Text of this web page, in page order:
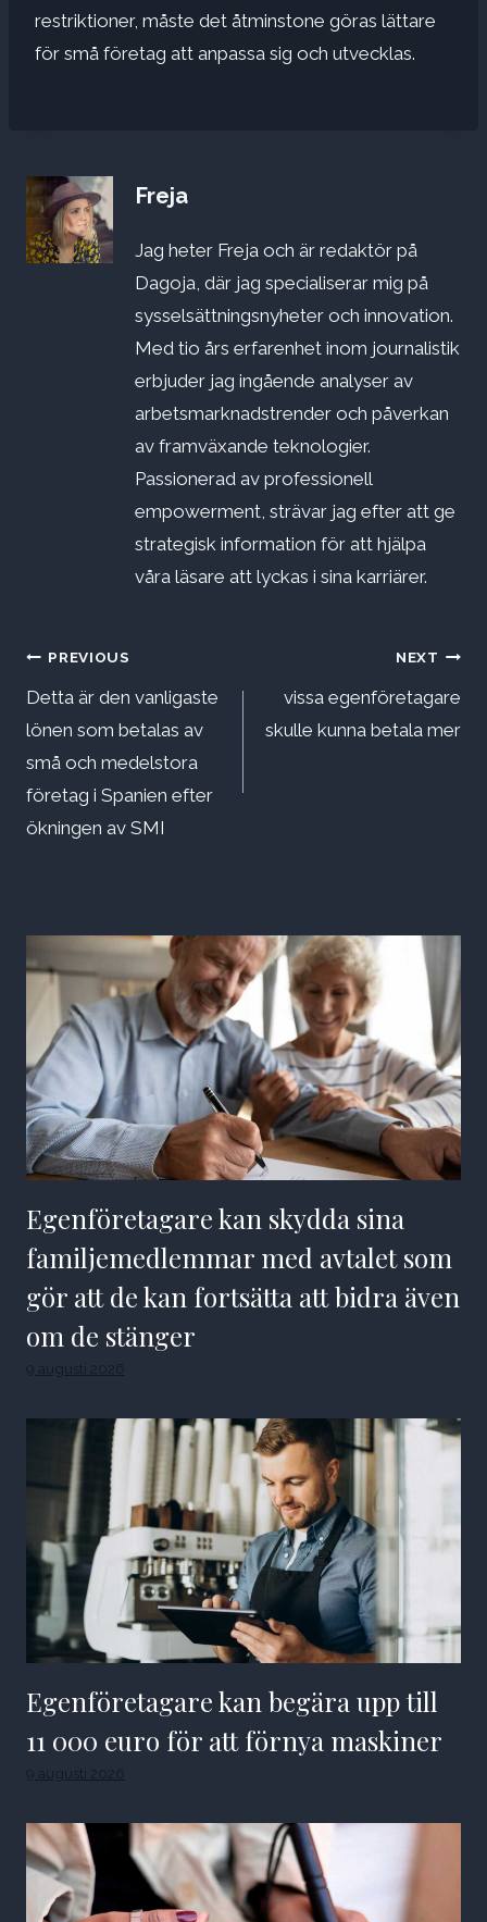
restriktioner, måste det åtminstone göras lättare
för små företag att anpassa sig och utvecklas.
Freja
Jag heter Freja och är redaktör på
Dagoja, där jag specialiserar mig på
sysselsättningsnyheter och innovation.
Med tio års erfarenhet inom journalistik
erbjuder jag ingående analyser av
arbetsmarknadstrender och påverkan
av framväxande teknologier.
Passionerad av professionell
empowerment, strävar jag efter att ge
strategisk information för att hjälpa
våra läsare att lyckas i sina karriärer.
Inläggsnavigering
PREVIOUS
Detta är den vanligaste
lönen som betalas av
små och medelstora
företag i Spanien efter
ökningen av SMI
NEXT
vissa egenföretagare
skulle kunna betala mer
Egenföretagare kan skydda sina
familjemedlemmar med avtalet som
gör att de kan fortsätta att bidra även
om de stänger
9 augusti 2026
Egenföretagare kan begära upp till
11 000 euro för att förnya maskiner
9 augusti 2026